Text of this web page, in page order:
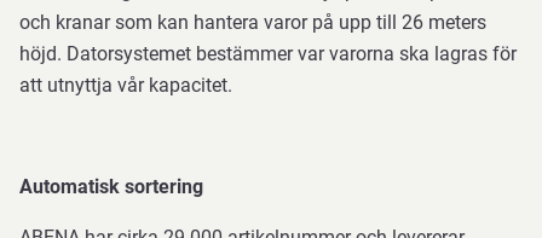
och kranar som kan hantera varor på upp till 26 meters
höjd. Datorsystemet bestämmer var varorna ska lagras för
att utnyttja vår kapacitet.
Automatisk sortering